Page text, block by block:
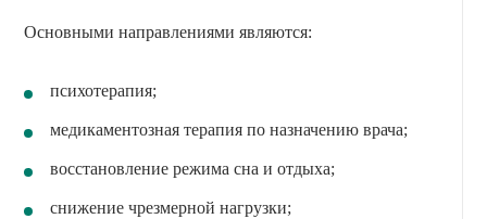
Основными направлениями являются:
психотерапия;
медикаментозная терапия по назначению врача;
восстановление режима сна и отдыха;
снижение чрезмерной нагрузки;